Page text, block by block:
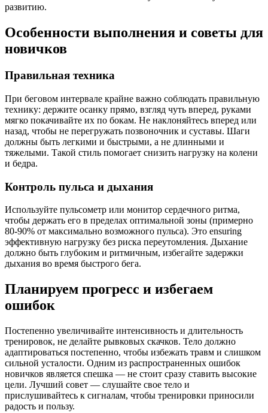
развитию.
Особенности выполнения и советы для
новичков
Правильная техника
При беговом интервале крайне важно соблюдать правильную
технику: держите осанку прямо, взгляд чуть вперед, руками
мягко покачивайте их по бокам. Не наклоняйтесь вперед или
назад, чтобы не перегружать позвоночник и суставы. Шаги
должны быть легкими и быстрыми, а не длинными и
тяжелыми. Такой стиль помогает снизить нагрузку на колени
и бедра.
Контроль пульса и дыхания
Используйте пульсометр или монитор сердечного ритма,
чтобы держать его в пределах оптимальной зоны (примерно
80-90% от максимально возможного пульса). Это ensuring
эффективную нагрузку без риска переутомления. Дыхание
должно быть глубоким и ритмичным, избегайте задержки
дыхания во время быстрого бега.
Планируем прогресс и избегаем
ошибок
Постепенно увеличивайте интенсивность и длительность
тренировок, не делайте рывковых скачков. Тело должно
адаптироваться постепенно, чтобы избежать травм и слишком
сильной усталости. Одним из распространенных ошибок
новичков является спешка — не стоит сразу ставить высокие
цели. Лучший совет — слушайте свое тело и
прислушивайтесь к сигналам, чтобы тренировки приносили
радость и пользу.